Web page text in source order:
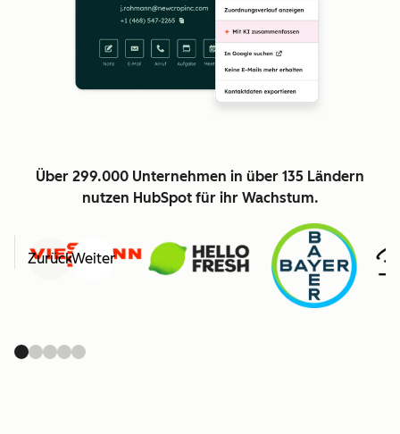
Über 299.000 Unternehmen in über 135 Ländern
nutzen HubSpot für ihr Wachstum.
ZurückWeiter